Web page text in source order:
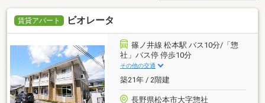
賃貸アパート ビオレータ
篠ノ井線 松本駅 バス10分/「惣
社」バス停 停歩10分
その他の交通
築21年 / 2階建
長野県松本市大字惣社